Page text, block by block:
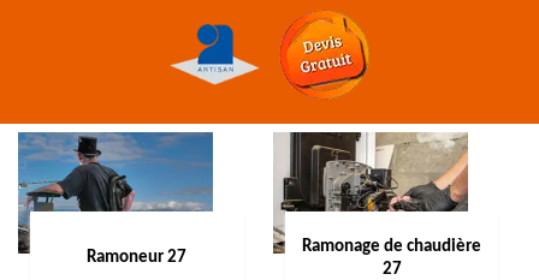
Ramoneur 27
Ramonage de chaudière
27